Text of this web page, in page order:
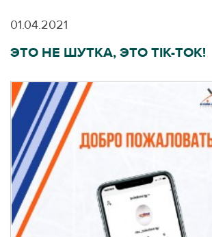
Вход
01.04.2021
ЭТО НЕ ШУТКА, ЭТО TIK-TOK!